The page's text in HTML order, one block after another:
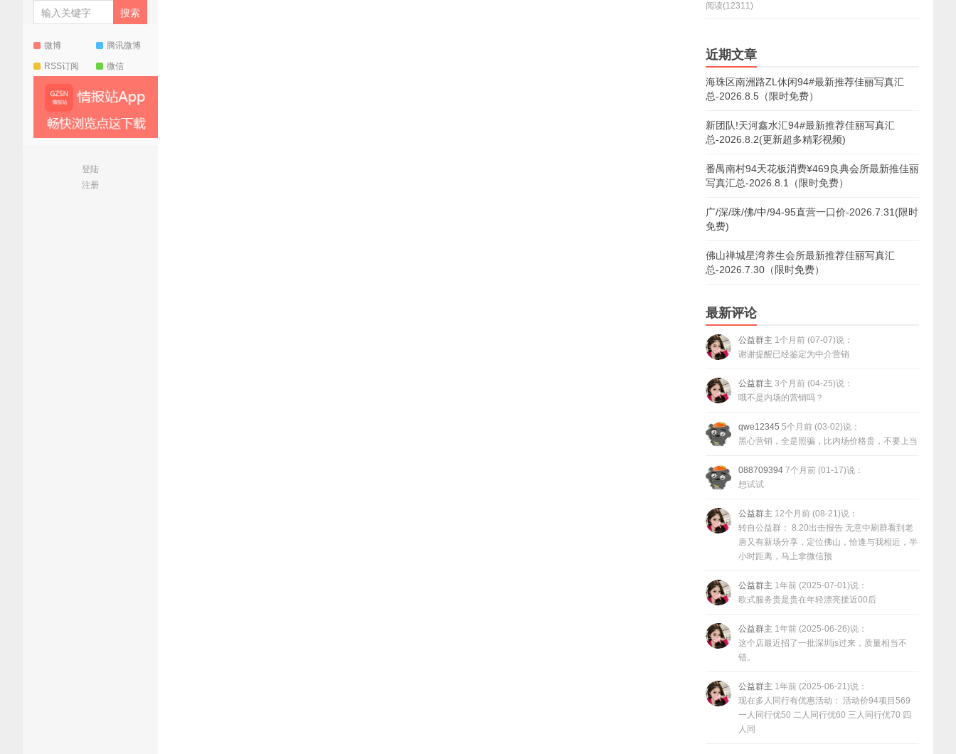
微博 腾讯微博
RSS订阅 微信
登陆
注册
阅读(12311)
近期文章
海珠区南洲路ZL休闲94#最新推荐佳丽写真汇
总-2026.8.5（限时免费）
新团队!天河鑫水汇94#最新推荐佳丽写真汇
总-2026.8.2(更新超多精彩视频)
番禺南村94天花板消费¥469良典会所最新推佳丽
写真汇总-2026.8.1（限时免费）
广/深/珠/佛/中/94-95直营一口价-2026.7.31(限时
免费)
佛山禅城星湾养生会所最新推荐佳丽写真汇
总-2026.7.30（限时免费）
最新评论
公益群主 1个月前 (07-07)说：
谢谢提醒已经鉴定为中介营销
公益群主 3个月前 (04-25)说：
哦不是内场的营销吗？
qwe12345 5个月前 (03-02)说：
黑心营销，全是照骗，比内场价格贵，不要上当
088709394 7个月前 (01-17)说：
想试试
公益群主 12个月前 (08-21)说：
转自公益群： 8.20出击报告 无意中刷群看到老
唐又有新场分享，定位佛山，恰逢与我相近，半
小时距离，马上拿微信预
公益群主 1年前 (2025-07-01)说：
欧式服务贵是贵在年轻漂亮接近00后
公益群主 1年前 (2025-06-26)说：
这个店最近招了一批深圳js过来，质量相当不
错。
公益群主 1年前 (2025-06-21)说：
现在多人同行有优惠活动： 活动价94项目569
一人同行优50 二人同行优60 三人同行优70 四
人同